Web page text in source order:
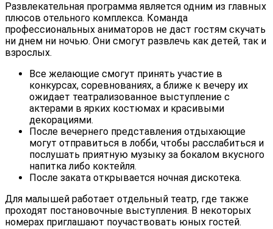
Развлекательная программа является одним из главных
плюсов отельного комплекса. Команда
профессиональных аниматоров не даст гостям скучать
ни днем ни ночью. Они смогут развлечь как детей, так и
взрослых.
Все желающие смогут принять участие в
конкурсах, соревнованиях, а ближе к вечеру их
ожидает театрализованное выступление с
актерами в ярких костюмах и красивыми
декорациями.
После вечернего представления отдыхающие
могут отправиться в лобби, чтобы расслабиться и
послушать приятную музыку за бокалом вкусного
напитка либо коктейля.
После заката открывается ночная дискотека.
Для малышей работает отдельный театр, где также
проходят постановочные выступления. В некоторых
номерах приглашают поучаствовать юных гостей.